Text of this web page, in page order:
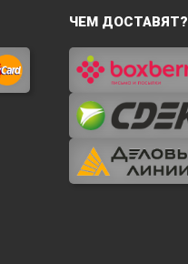
ЧЕМ ДОСТАВЯТ?